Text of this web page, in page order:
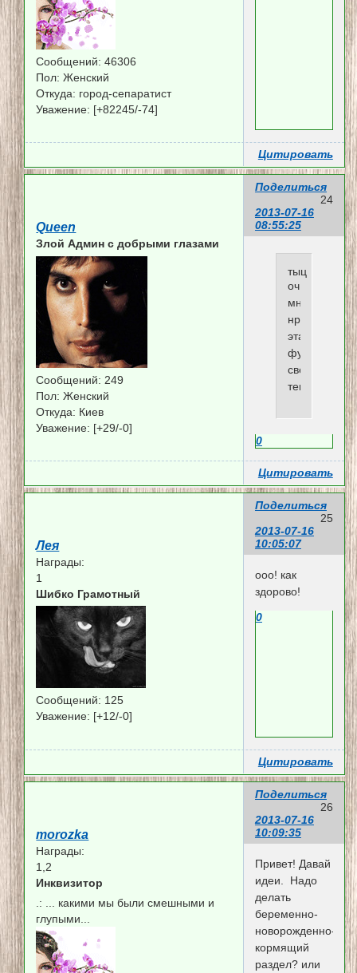
Сообщений: 46306
Пол: Женский
Откуда: город-сепаратист
Уважение: [+82245/-74]
Цитировать
Поделиться
24
2013-07-16
08:55:25
Queen
Злой Админ c добрыми глазами
Сообщений: 249
Пол: Женский
Откуда: Киев
Уважение: [+29/-0]
тыц
оч
мне
нравится
эта
функция
свернутого
текста
0
Цитировать
Поделиться
25
2013-07-16
10:05:07
Лея
Награды:
1
Шибко Грамотный
Сообщений: 125
Уважение: [+12/-0]
ооо! как
здорово!
0
Цитировать
Поделиться
26
2013-07-16
10:09:35
morozka
Награды:
1,2
Инквизитор
.: ... какими мы были смешными и
глупыми...
Привет! Давай
идеи. Надо
делать
беременно-
новорожденно-
кормящий
раздел? или